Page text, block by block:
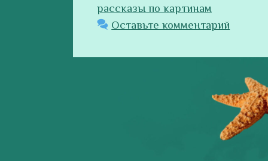
рассказы по картинам
Оставьте комментарий